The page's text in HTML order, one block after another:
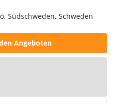
Südschweden, Schweden
Angeboten